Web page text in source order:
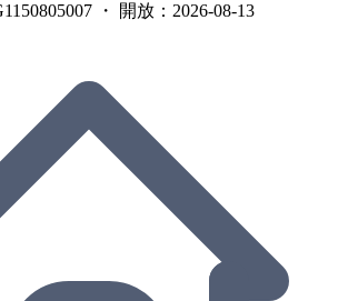
・ 開放：2026-08-13